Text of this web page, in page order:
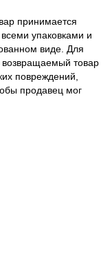
принимается
упаковками и
виде. Для
возвращаемый товар
повреждений,
продавец мог